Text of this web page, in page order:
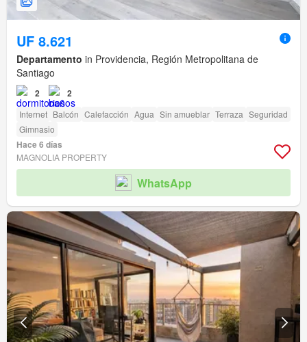
UF 8.621
Departamento in Providencia, Región Metropolitana de
Santiago
2 2
Internet Balcón Calefacción Agua Sin amueblar Terraza Seguridad
Gimnasio
Hace 6 días
MAGNOLIA PROPERTY
WhatsApp